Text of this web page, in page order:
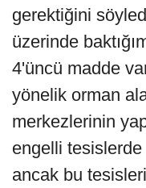
gerektiğini
üzerinde
4'üncü madde
yönelik orman
merkezlerinin
engelli
ancak bu